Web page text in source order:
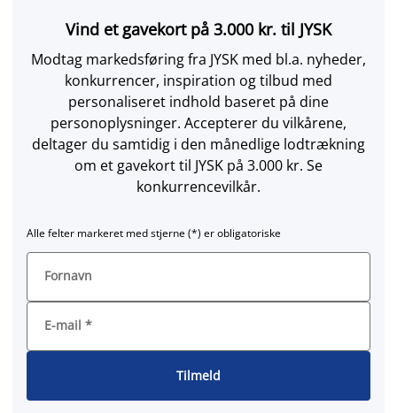
Vind et gavekort på 3.000 kr. til JYSK
Modtag markedsføring fra JYSK med bl.a. nyheder,
konkurrencer, inspiration og tilbud med
personaliseret indhold baseret på dine
personoplysninger. Accepterer du vilkårene,
deltager du samtidig i den månedlige lodtrækning
om et gavekort til JYSK på 3.000 kr. Se
konkurrencevilkår.
Alle felter markeret med stjerne (*) er obligatoriske
Fornavn
E-mail *
Tilmeld